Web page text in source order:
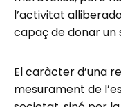
l’activitat
capaç de donar un
El caràcter d’una
mesurament de